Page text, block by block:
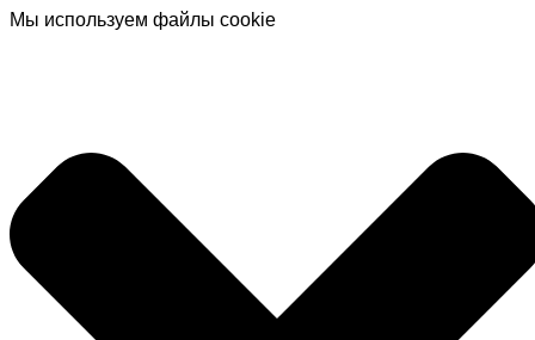
Мы используем файлы cookie